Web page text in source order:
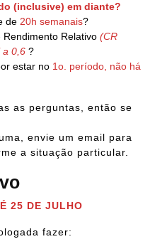
(inclusive) em diante?
de 20h semanais?
Relativo (CR
a 0,6 ?
estar no 1o. período, não há
as perguntas, então se
envie um email para
a situação particular.
25 DE JULHO
fazer: